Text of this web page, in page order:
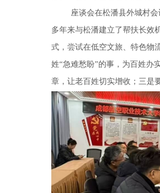
座谈会在松潘县外城村会
多年来与松潘建立了帮扶长效
式，尝试在低空文旅、特色物
姓“急难愁盼”的事，为百姓办
章，让老百姓切实增收；三是